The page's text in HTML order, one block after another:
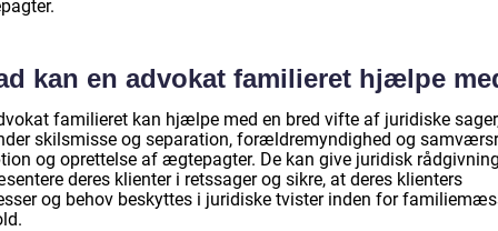
kan en advokat familieret hjælpe
familieret kan hjælpe med en bred vifte af juridiske
skilsmisse og separation, forældremyndighed og
og oprettelse af ægtepagter. De kan give juridisk
deres klienter i retssager og sikre, at deres klienters
og behov beskyttes i juridiske tvister inden for